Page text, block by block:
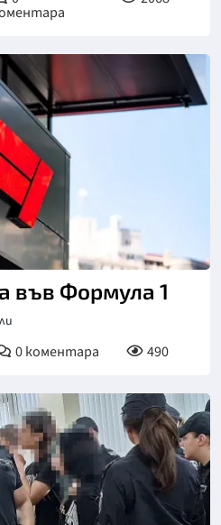
във Формула 1
0коментара 490